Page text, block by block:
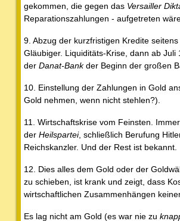
gekommen, die gegen das Versailler
Reparationszahlungen - aufgetreten
9. Abzug der kurzfristigen Kredite
Gläubiger. Liquiditäts-Krise, dann ab Juli
der Danat-Bankder Beginn der großen
10. Einstellung der Zahlungen in Gold
Gold nehmen, wenn nicht stehlen?).
11. Wirtschaftskrise vom Feinsten.
der Heilspartei, schließlich Berufung
Reichskanzler. Und der Rest ist bekannt.
12. Dies alles dem Gold oder der
zu schieben, ist krank und zeigt, dass
wirtschaftlichen Zusammenhängen
Es lag nicht am Gold (es war nie zu